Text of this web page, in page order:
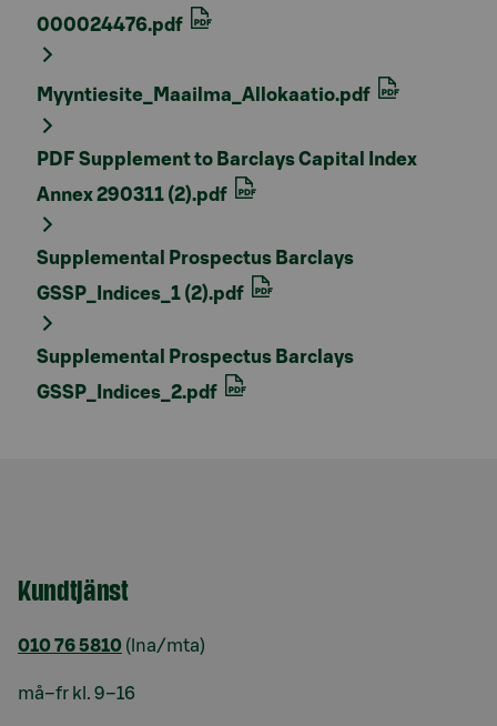
000024476.pdf
Myyntiesite_Maailma_Allokaatio.pdf
PDF Supplement to Barclays Capital Index
Annex 290311 (2).pdf
Supplemental Prospectus Barclays
GSSP_Indices_1 (2).pdf
Supplemental Prospectus Barclays
GSSP_Indices_2.pdf
Kundtjänst
010 76 5810 (lna/mta)
må–fr kl. 9–16